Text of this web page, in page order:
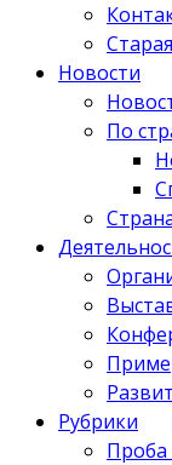
Новости
По
Рубрики
Проба